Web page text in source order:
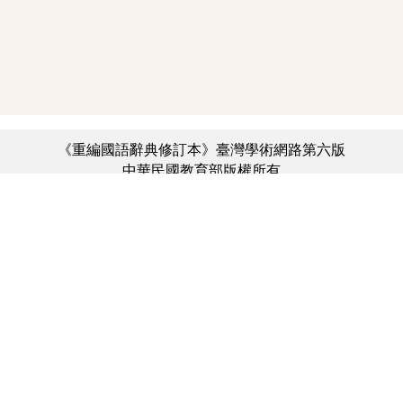
《重編國語辭典修訂本》臺灣學術網路第六版
中華民國教育部版權所有